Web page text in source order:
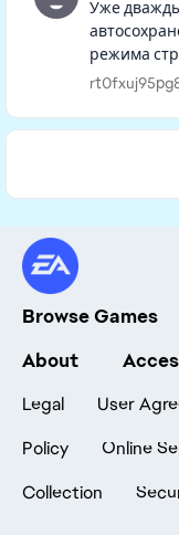
Уже
режима
того как
Browse Games
About
Legal User
Policy
Online
Collection